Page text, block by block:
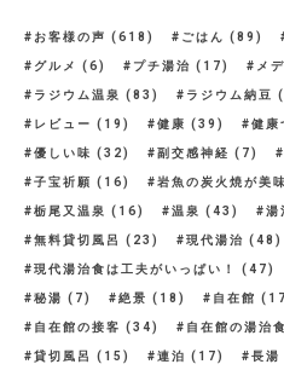
お客様の声 (618) ごはん (89)
グルメ (6) プチ湯治 (17) メ
ラジウム温泉 (83) ラジウム納豆
レビュー (19) 健康 (39) 健康
優しい味 (32) 副交感神経 (7)
子宝祈願 (16) 岩魚の炭火焼が美
栃尾又温泉 (16) 温泉 (43) 湯
無料貸切風呂 (23) 現代湯治 (48)
現代湯治食は工夫がいっぱい！ (47)
秘湯 (7) 絶景 (18) 自在館
自在館の接客 (34) 自在館の湯治食
貸切風呂 (15) 連泊 (17) 長湯